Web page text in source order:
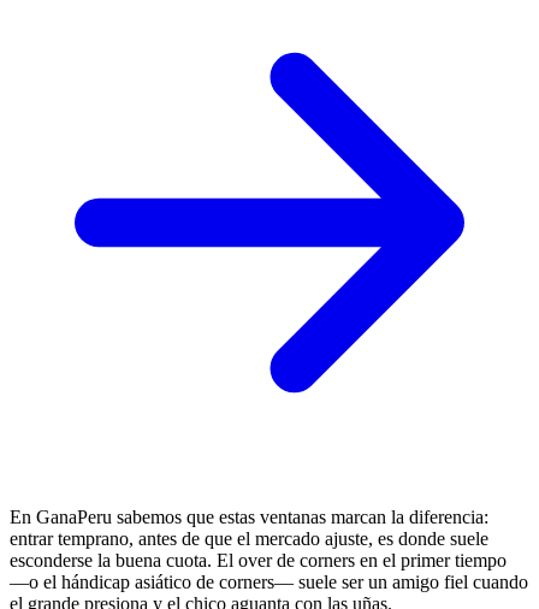
En GanaPeru sabemos que estas ventanas marcan la diferencia:
entrar temprano, antes de que el mercado ajuste, es donde suele
esconderse la buena cuota. El over de corners en el primer tiempo
—o el hándicap asiático de corners— suele ser un amigo fiel cuando
el grande presiona y el chico aguanta con las uñas.